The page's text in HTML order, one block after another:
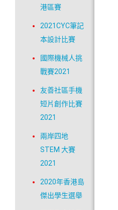
港區賽
2021CYC筆記
本設計比賽
國際機械人挑
戰賽2021
友善社區手機
短片創作比賽
2021
兩岸四地
STEM 大賽
2021
2020年香港島
傑出學生選舉